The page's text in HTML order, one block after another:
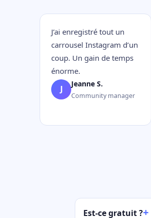
J’ai enregistré tout un
carrousel Instagram d’un
coup. Un gain de temps
énorme.
J Jeanne S.
Community manager
Est-ce gratuit ?